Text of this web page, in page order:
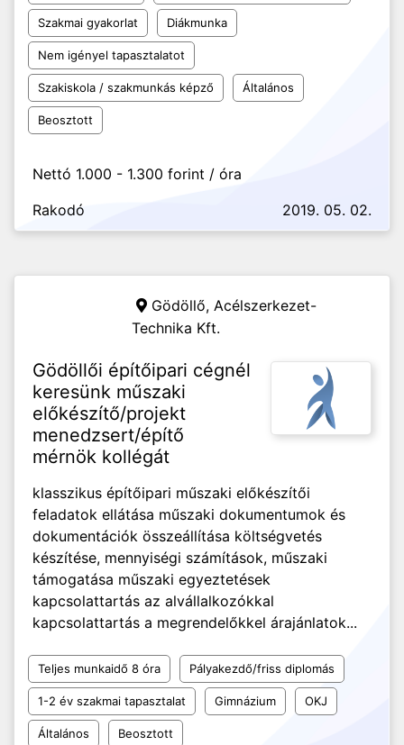
Szakmai gyakorlat Diákmunka
Nem igényel tapasztalatot
Szakiskola / szakmunkás képző Általános
Beosztott
Nettó 1.000 - 1.300 forint / óra
Rakodó
2019. 05. 02.
Gödöllő, Acélszerkezet-
Technika Kft.
Gödöllői építőipari cégnél
keresünk műszaki
előkészítő/projekt
menedzsert/építő
mérnök kollégát
klasszikus építőipari műszaki előkészítői
feladatok ellátása műszaki dokumentumok és
dokumentációk összeállítása költségvetés
készítése, mennyiségi számítások, műszaki
támogatása műszaki egyeztetések
kapcsolattartás az alvállalkozókkal
kapcsolattartás a megrendelőkkel árajánlatok...
Teljes munkaidő 8 óra Pályakezdő/friss diplomás
1-2 év szakmai tapasztalat Gimnázium OKJ
Általános Beosztott